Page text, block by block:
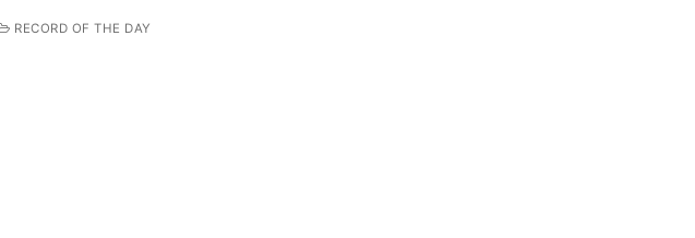
RECORD OF THE DAY